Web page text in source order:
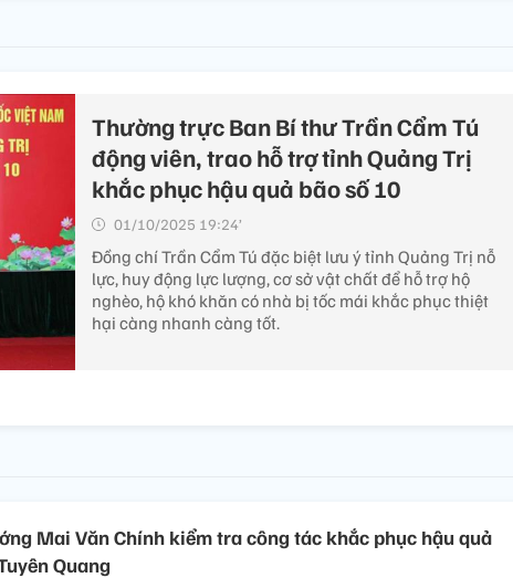
Thường trực Ban Bí thư Trần Cẩm Tú
động viên, trao hỗ trợ tỉnh Quảng Trị
khắc phục hậu quả bão số 10
01/10/2025 19:24’
Đồng chí Trần Cẩm Tú đặc biệt lưu ý tỉnh Quảng Trị nỗ
lực, huy động lực lượng, cơ sở vật chất để hỗ trợ hộ
nghèo, hộ khó khăn có nhà bị tốc mái khắc phục thiệt
hại càng nhanh càng tốt.
Mai Văn Chính kiểm tra công tác khắc phục hậu quả
Quang